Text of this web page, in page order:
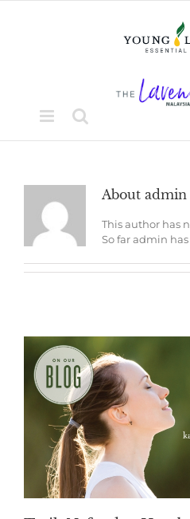
About admin
This author has
So far admin